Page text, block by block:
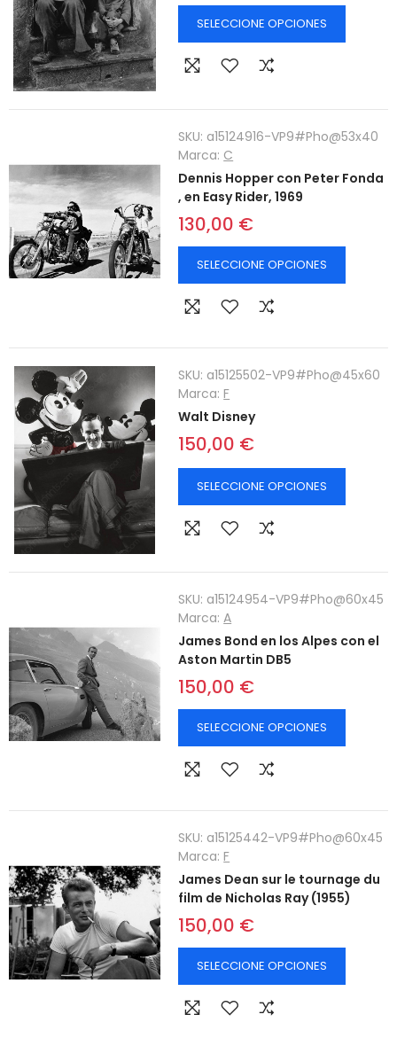
SELECCIONE OPCIONES
SKU: a15124916-VP9#Pho@53x40
Marca: C
Dennis Hopper con Peter Fonda
, en Easy Rider, 1969
130,00 €
SELECCIONE OPCIONES
SKU: a15125502-VP9#Pho@45x60
Marca:F
Walt Disney
150,00 €
SELECCIONE OPCIONES
SKU: a15124954-VP9#Pho@60x45
Marca:A
James Bond en los Alpes con el
Aston Martin DB5
150,00 €
SELECCIONE OPCIONES
SKU: a15125442-VP9#Pho@60x45
Marca:F
James Dean sur le tournage du
film de Nicholas Ray (1955)
150,00 €
SELECCIONE OPCIONES